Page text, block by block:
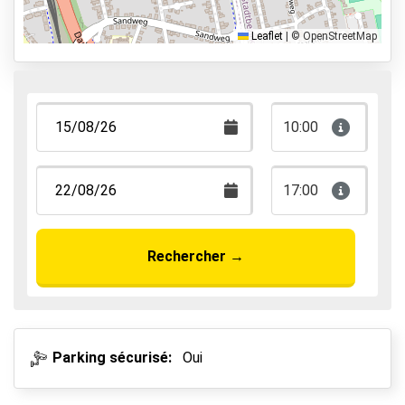
Park, Sleep & Fly
Leaflet © OpenStreetMap
10:00
17:00
Rechercher →
Parking sécurisé: Oui